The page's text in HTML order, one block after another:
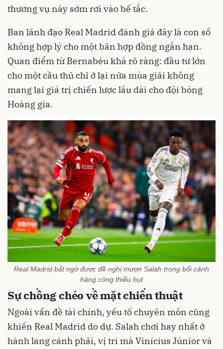
thương vụ này sớm rơi vào bế tắc.
Ban lãnh đạo Real Madrid đánh giá đây là con số
không hợp lý cho một bản hợp đồng ngắn hạn.
Quan điểm từ Bernabéu khá rõ ràng: đầu tư lớn
cho một cầu thủ chỉ ở lại nửa mùa giải không
mang lại giá trị chiến lược lâu dài cho đội bóng
Hoàng gia.
Real Madrid bất ngờ được đề nghị mượn Salah trong bối cảnh
hàng công thiếu hụt
Sự chồng chéo về mặt chiến thuật
Ngoài vấn đề tài chính, yếu tố chuyên môn cũng
khiến Real Madrid do dự. Salah chơi hay nhất ở
hành lang cánh phải, vị trí mà Vinícius Júnior và